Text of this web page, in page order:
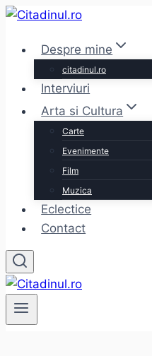
Skip
contentDespre mine
citadinul.ro
Interviuri
Arta si Cultura
Carte
Evenimente
Film
Muzica
Eclectice
Contact